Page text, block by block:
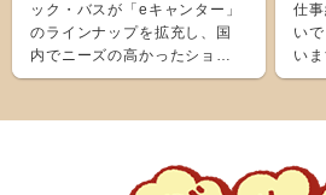
ック・バスが「eキャンター」
のラインナップを拡充し、国
内でニーズの高かったショー
ト＆ナローボディ（G...
仕
い
い